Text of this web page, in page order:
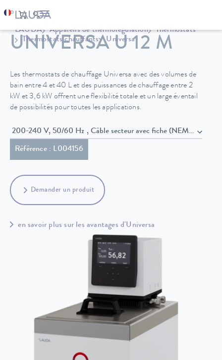
LAUDA Appareils de thermorégulation
Thermostats
Thermostats chauffants
Universa
UNIVERSA U 12 M
Les thermostats de chauffage Universa avec des volumes de
bain entre 4 et 40 L et des puissances de chauffage entre 2
kW et 3,6 kW offrent une flexibilité totale et un large éventail
de possibilités pour toutes les applications.
200-240 V, 50/60 Hz , Câble secteur avec fiche (NEMA 6-20P)
Référence : L004156
Demander un produit
en savoir plus sur les avantages d'Universa